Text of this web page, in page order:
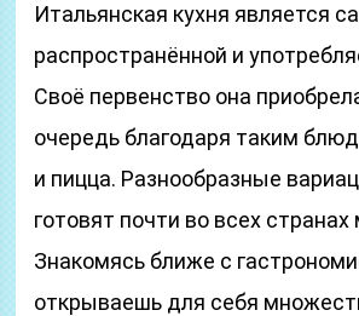
Итальянская кухня является
распространённой и
Своё первенство она
очередь благодаря таким
и пицца. Разнообразные
готовят почти во всех странах
Знакомясь ближе с
открываешь для себя